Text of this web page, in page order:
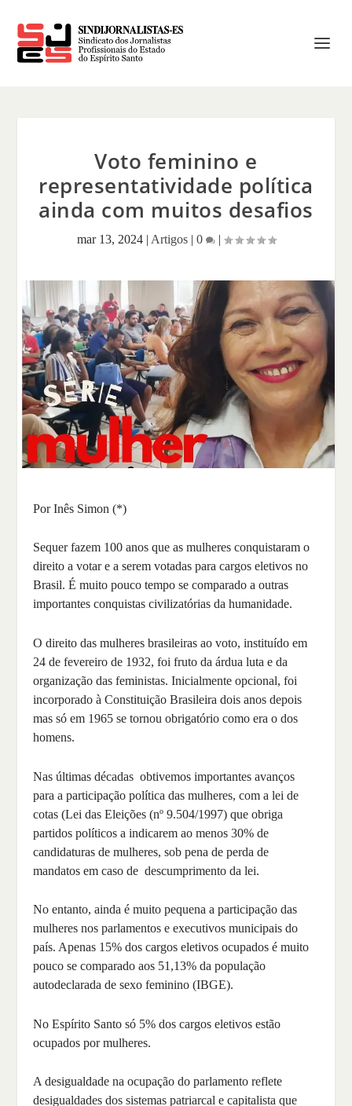
Voto feminino e
representatividade política
ainda com muitos desafios
mar 13, 2024| Artigos| 0 |
Por Inês Simon (*)
Sequer fazem 100 anos que as mulheres conquistaram o
direito a votar e a serem votadas para cargos eletivos no
Brasil. É muito pouco tempo se comparado a outras
importantes conquistas civilizatórias da humanidade.
O direito das mulheres brasileiras ao voto, instituído em
24 de fevereiro de 1932, foi fruto da árdua luta e da
organização das feministas. Inicialmente opcional, foi
incorporado à Constituição Brasileira dois anos depois
mas só em 1965 se tornou obrigatório como era o dos
homens.
Nas últimas décadas obtivemos importantes avanços
para a participação política das mulheres, com a lei de
cotas (Lei das Eleições (nº 9.504/1997) que obriga
partidos políticos a indicarem ao menos 30% de
candidaturas de mulheres, sob pena de perda de
mandatos em caso de descumprimento da lei.
No entanto, ainda é muito pequena a participação das
mulheres nos parlamentos e executivos municipais do
país. Apenas 15% dos cargos eletivos ocupados é muito
pouco se comparado aos 51,13% da população
autodeclarada de sexo feminino (IBGE).
No Espírito Santo só 5% dos cargos eletivos estão
ocupados por mulheres.
A desigualdade na ocupação do parlamento reflete
desigualdades dos sistemas patriarcal e capitalista que